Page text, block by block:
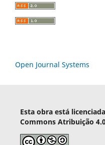
Open Journal Systems
Esta obra está
Commons Atribuição